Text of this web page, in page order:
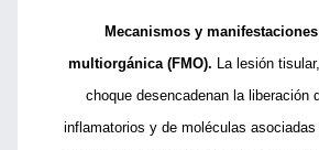
Mecanismos y
multiorgánica (FMO). La lesión
choque desencadenan la liberación
inflamatorios y de moléculas asociadas